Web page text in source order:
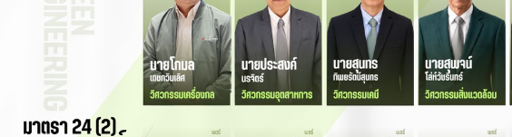
ตือนวัสดุอันตราย NFPA704
16 กุมภาพันธ์ 2020
ะต้องเข้าไปทำงานในอุปกรณ์กับสารที่มีความเสี่ยงสูง การที่เราจะประเมินความปลอดภัยในการทำงาน
หนึ่งที่จะบ่งบอกความอันตรายของสารเคมีว่า...